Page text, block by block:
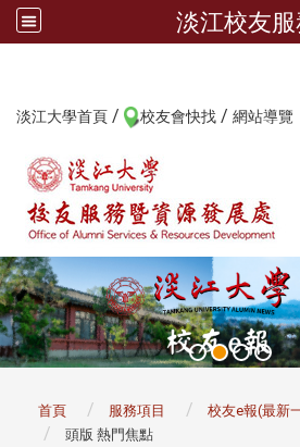
淡江校友
淡江大學首頁 / 校友會快找 / 網站導覽
首頁 服務項目
校友e報(最新
頭版 熱門焦點